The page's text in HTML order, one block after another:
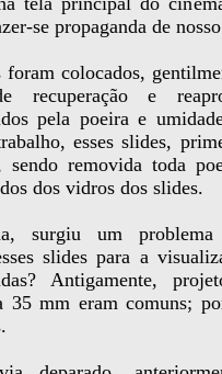
se propaganda de
foram colocados,
recuperação e
pela poeira e
esses slides,
sendo removida toda
dos vidros dos slides.
surgiu um problema
slides para a
Antigamente,
35 mm eram comuns;